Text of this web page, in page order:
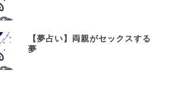
【夢占い】両親がセックスする
夢